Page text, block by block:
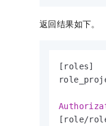
返回结果如下。
[roles]
[role/